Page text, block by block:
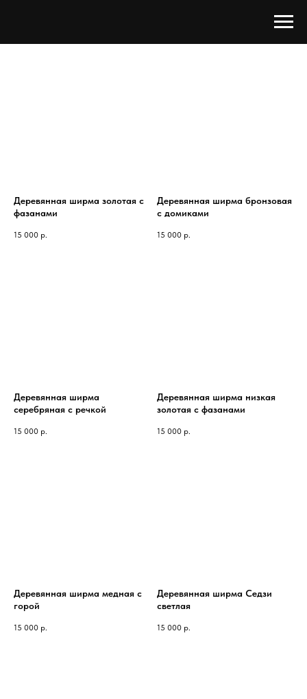
Деревянная ширма золотая с
фазанами
15 000 р.
Деревянная ширма бронзовая
с домиками
15 000 р.
Деревянная ширма
серебряная с речкой
15 000 р.
Деревянная ширма низкая
золотая с фазанами
15 000 р.
Деревянная ширма медная с
горой
15 000 р.
Деревянная ширма Седзи
светлая
15 000 р.